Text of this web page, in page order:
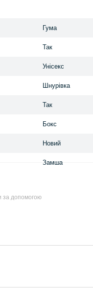
Гума
Так
Унісекс
Шнурівка
Так
Бокс
Новий
Замша
за допомогою